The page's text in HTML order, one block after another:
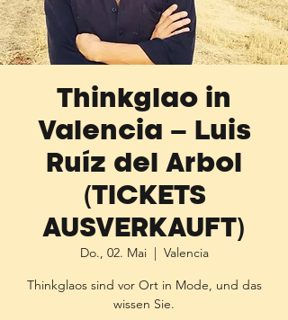
Thinkglao in
Valencia – Luis
Ruíz del Arbol
(TICKETS
AUSVERKAUFT)
Do., 02. Mai
  |
Valencia
Thinkglaos sind vor Ort in Mode, und das
wissen Sie.